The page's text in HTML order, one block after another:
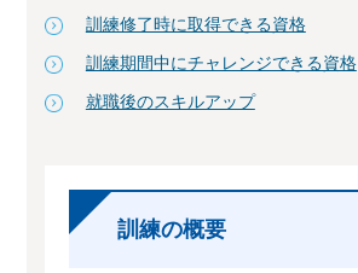
訓練修了時に取得できる資格
訓練期間中にチャレンジできる資格
就職後のスキルアップ
訓練の概要